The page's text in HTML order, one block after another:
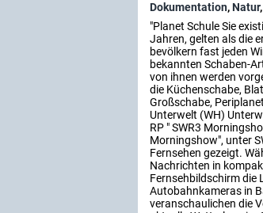
Dokumentation,Natur,
"Planet Schule Sie
Jahren, gelten als die
bevölkern fast jeden
bekannten Schaben-
von ihnen werden
die Küchenschabe,
Großschabe,
Unterwelt (WH)
RP " SWR3
Morningshow", unter
Fernsehen gezeigt.
Nachrichten in
Fernsehbildschirm die
Autobahnkameras in
veranschaulichen die